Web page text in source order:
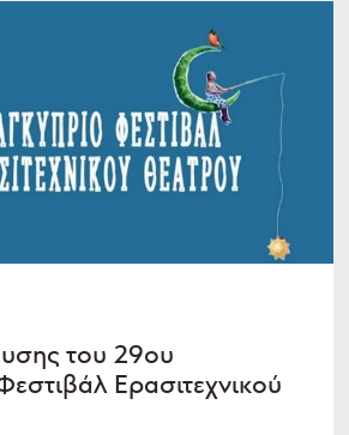
του 29ου
Ερασιτεχνικού